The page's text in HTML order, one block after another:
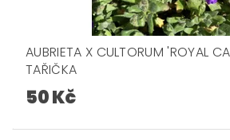
AUBRIETA X CULTORUM 'ROYAL
TAŘIČKA
50 Kč